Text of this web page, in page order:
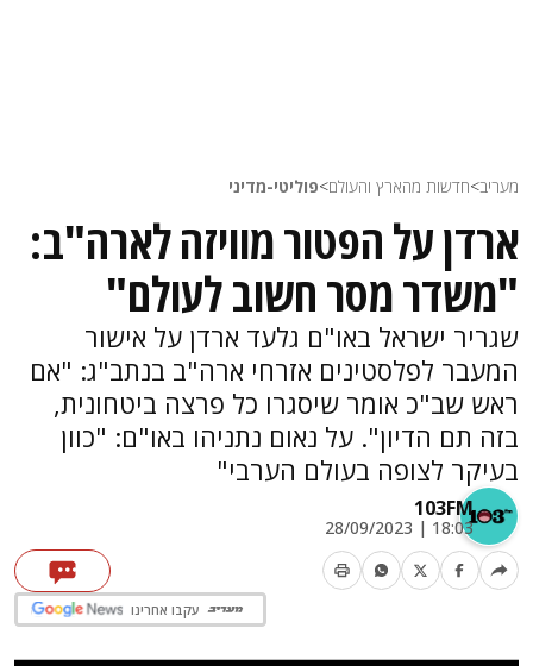
מעריב>חדשות מהארץ והעולם>פוליטי-מדיני
ארדן על הפטור מוויזה לארה"ב:
"משדר מסר חשוב לעולם"
שגריר ישראל באו"ם גלעד ארדן על אישור
המעבר לפלסטינים אזרחי ארה"ב בנתב"ג: "אם
ראש שב"כ אומר שיסגרו כל פרצה ביטחונית,
בזה תם הדיון". על נאום נתניהו באו"ם: "כוון
בעיקר לצופה בעולם הערבי"
103FM
18:03 | 28/09/2023
עקבו אחרינו